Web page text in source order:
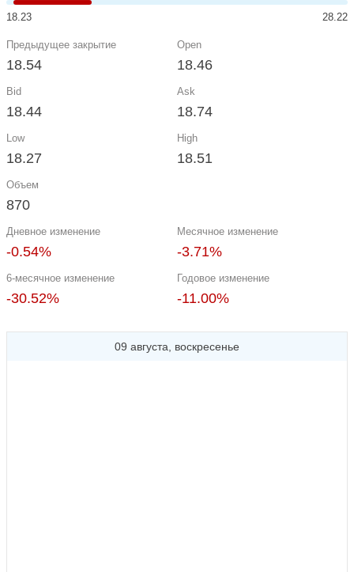
18.23 28.22
Предыдущее закрытие
18.54
Open
18.46
Bid
18.44
Ask
18.74
Low
18.27
High
18.51
Объем
870
Дневное изменение
-0.54%
Месячное изменение
-3.71%
6-месячное изменение
-30.52%
Годовое изменение
-11.00%
09 августа, воскресенье